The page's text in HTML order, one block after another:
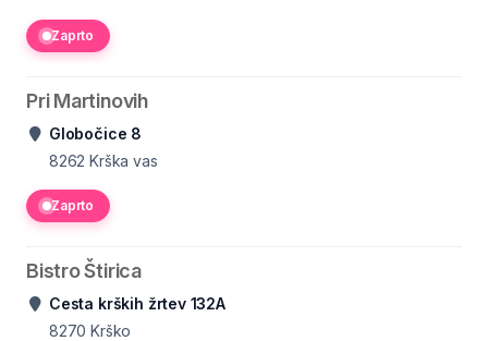
Zaprto
Pri Martinovih
Globočice 8
8262 Krška vas
Zaprto
Bistro Štirica
Cesta krških žrtev 132A
8270 Krško